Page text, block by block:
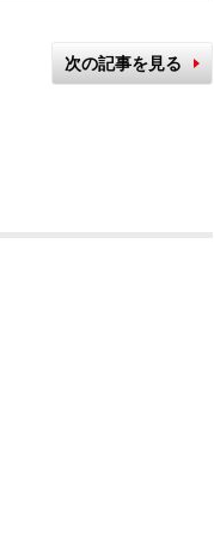
次の記事を見る